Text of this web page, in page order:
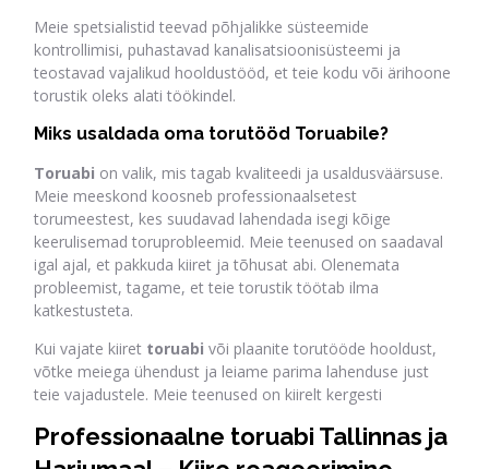
Meie spetsialistid teevad põhjalikke süsteemide
kontrollimisi, puhastavad kanalisatsioonisüsteemi ja
teostavad vajalikud hooldustööd, et teie kodu või ärihoone
torustik oleks alati töökindel.
Miks usaldada oma torutööd Toruabile?
Toruabi on valik, mis tagab kvaliteedi ja usaldusväärsuse.
Meie meeskond koosneb professionaalsetest
torumeestest, kes suudavad lahendada isegi kõige
keerulisemad toruprobleemid. Meie teenused on saadaval
igal ajal, et pakkuda kiiret ja tõhusat abi. Olenemata
probleemist, tagame, et teie torustik töötab ilma
katkestusteta.
Kui vajate kiiret toruabi või plaanite torutööde hooldust,
võtke meiega ühendust ja leiame parima lahenduse just
teie vajadustele. Meie teenused on kiirelt kergesti
Professionaalne toruabi Tallinnas ja